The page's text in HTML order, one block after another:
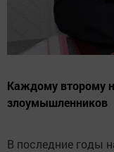
Каждому второму
злоумышленников
В последние годы